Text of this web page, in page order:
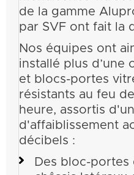
de la gamme
par SVF ont fait la
Nos équipes ont
installé plus d’une
et blocs-portes
résistants au feu
heure, assortis
d'affaiblissement
décibels :
Des bloc-portes